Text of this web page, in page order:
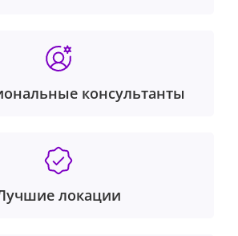
консультанты
локации